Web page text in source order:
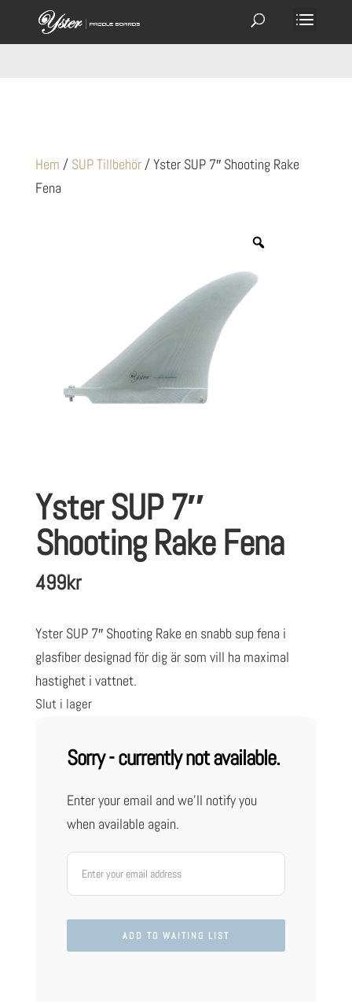
Hem / SUP Tillbehör/ Yster SUP 7″ Shooting Rake
Fena
Yster SUP 7″
Shooting Rake Fena
499kr
Yster SUP 7″ Shooting Rake en snabb sup fena i
glasfiber designad för dig är som vill ha maximal
hastighet i vattnet.
Slut i lager
Sorry - currently not available.
Enter your email and we'll notify you
when available again.